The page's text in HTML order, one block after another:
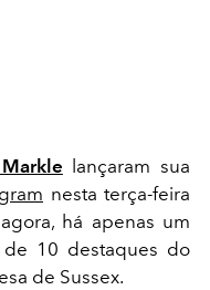
lançaram sua
nesta terça-feira
há apenas um
10 destaques do
de Sussex.